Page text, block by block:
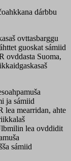
dárbbu
ovttasbarggu
guoskat sámiid
ovddasta Suoma,
ja sámiid
lea mearridan, ahte
lea ovddidit
sámiid